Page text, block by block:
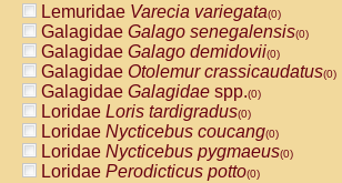
Lemuridae Varecia variegata(0)
Galagidae Galago senegalensis(0)
Galagidae Galago demidovii(0)
Galagidae Otolemur crassicaudatus(0)
Galagidae Galagidae spp.(0)
Loridae Loris tardigradus(0)
Loridae Nycticebus coucang(0)
Loridae Nycticebus pygmaeus(0)
Loridae Perodicticus potto(0)